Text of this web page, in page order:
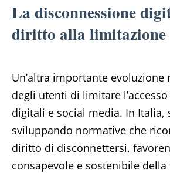
La disconnessione
diritto alla limitazione
Un’altra importante
degli utenti di limitare
digitali e social media. In Italia,
sviluppando normative che
diritto di disconnettersi,
consapevole e sostenibile